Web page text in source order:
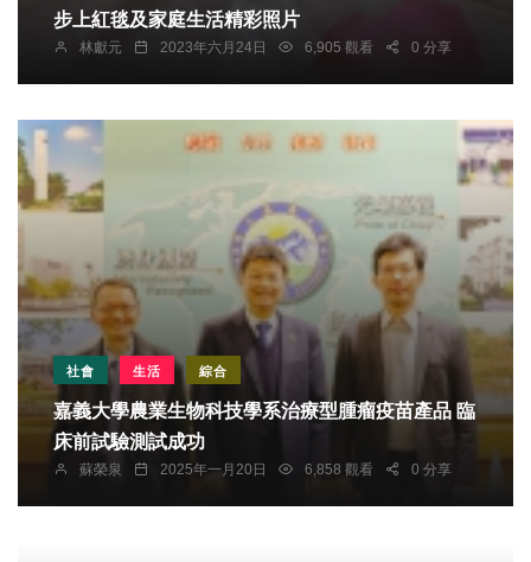
步上紅毯及家庭生活精彩照片
林獻元 2023年六月24日 6,905 觀看 0 分享
社會 生活 綜合
嘉義大學農業生物科技學系治療型腫瘤疫苗產品 臨
床前試驗測試成功
蘇榮泉 2025年一月20日 6,858 觀看 0 分享